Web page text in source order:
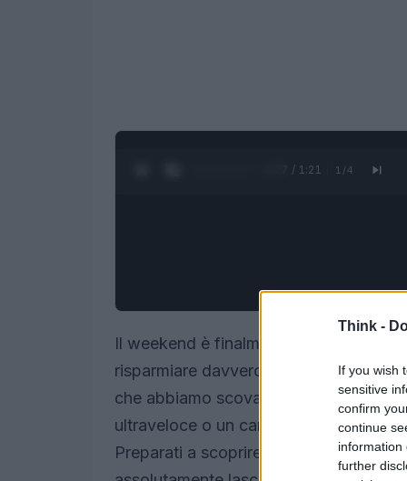
Think -
If you wish
sensitive
confirm
continue
information
further
0:28 / 1:21 1 /4
Il weekend è finalmente arrivato e
risparmiare davvero tanto! Non
che abbiamo scovato per te! Che tu
ultraveloce o un caricatore
Preparati a scoprire
3 prodottiche